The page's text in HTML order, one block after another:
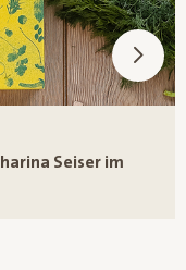
Seiser im